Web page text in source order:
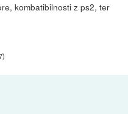
kombatibilnosti z ps2, ter
)